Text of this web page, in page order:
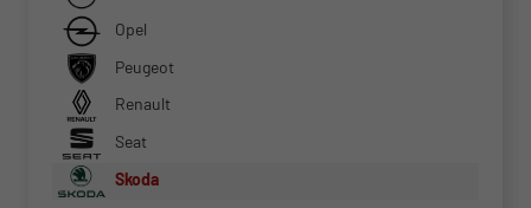
Opel
Peugeot
Renault
Seat
Skoda